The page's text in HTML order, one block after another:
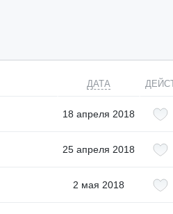
ДАТА
18 апреля 2018
25 апреля 2018
2 мая 2018